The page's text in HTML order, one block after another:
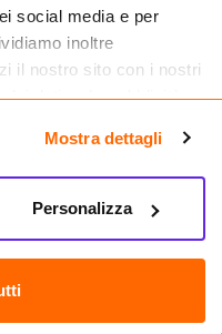
social media e per
inoltre
il nostro sito con i nostri
dati web, pubblicità e
hanno raccolto dal
Mostra dettagli
Personalizza
Napoli